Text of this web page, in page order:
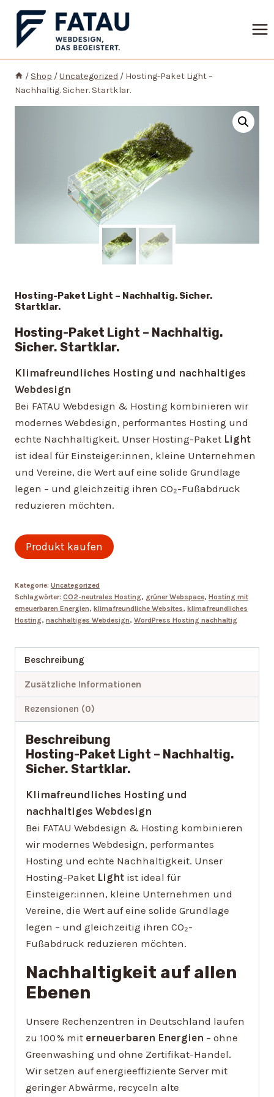
Zum
Inhalt
springen
/ Shop / Uncategorized / Hosting-Paket Light –
Nachhaltig. Sicher. Startklar.
Hosting-Paket Light – Nachhaltig. Sicher.
Startklar.
Hosting-Paket Light – Nachhaltig.
Sicher. Startklar.
Klimafreundliches Hosting und nachhaltiges
Webdesign
Bei FATAU Webdesign & Hosting kombinieren wir
modernes Webdesign, performantes Hosting und
echte Nachhaltigkeit. Unser Hosting-Paket Light
ist ideal für Einsteiger:innen, kleine Unternehmen
und Vereine, die Wert auf eine solide Grundlage
legen – und gleichzeitig ihren CO₂-Fußabdruck
reduzieren möchten.
Produkt kaufen
Kategorie: Uncategorized
Schlagwörter: CO2-neutrales Hosting, grüner Webspace, Hosting mit
erneuerbaren Energien, klimafreundliche Websites, klimafreundliches
Hosting, nachhaltiges Webdesign, WordPress Hosting nachhaltig
Beschreibung
Zusätzliche Informationen
Rezensionen (0)
Beschreibung
Hosting-Paket Light – Nachhaltig.
Sicher. Startklar.
Klimafreundliches Hosting und
nachhaltiges Webdesign
Bei FATAU Webdesign & Hosting kombinieren
wir modernes Webdesign, performantes
Hosting und echte Nachhaltigkeit. Unser
Hosting-Paket Light ist ideal für
Einsteiger:innen, kleine Unternehmen und
Vereine, die Wert auf eine solide Grundlage
legen – und gleichzeitig ihren CO₂-
Fußabdruck reduzieren möchten.
Nachhaltigkeit auf allen
Ebenen
Unsere Rechenzentren in Deutschland laufen
zu 100 % mit erneuerbaren Energien – ohne
Greenwashing und ohne Zertifikat-Handel.
Wir setzen auf energieeffiziente Server mit
geringer Abwärme, recyceln alte